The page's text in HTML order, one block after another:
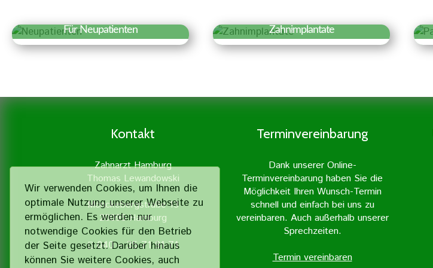
Wir verwenden Cookies, um Ihnen die
optimale Nutzung unserer Webseite zu
ermöglichen. Es werden nur
notwendige Cookies für den Betrieb
der Seite gesetzt. Darüber hinaus
können Sie weitere Cookies, auch
Für Neupatienten
Auf einen Blick haben wir hier
Informationen für einen ersten
Termin zusammengestellt.
Erfahren Sie mehr »
Zahnimplantate
fest in den Kieferknochen
Zahnimplantate gelten als die
natürlichste Form des
einem echten Zahn kaum zu
unterscheiden.
Erfahren Sie mehr »
Kontakt
Zahnarzt Hamburg
Thomas Lewandowski
Mönckebergstraße 13
20095 Hamburg
040 – 35 71 91 71
Terminvereinbarung
Dank unserer Online-
Terminvereinbarung haben Sie die
Möglichkeit Ihren Wunsch-Termin
schnell und einfach bei uns zu
vereinbaren. Auch außerhalb unserer
Sprechzeiten.
Termin vereinbaren